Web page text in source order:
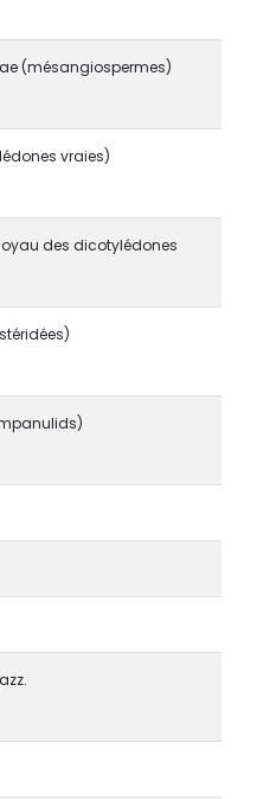
(mésangiospermes)
vraies)
des dicotylédones